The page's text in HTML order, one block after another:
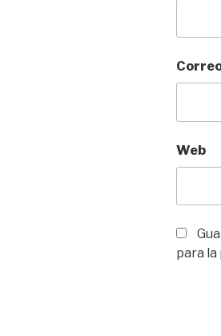
Web
para